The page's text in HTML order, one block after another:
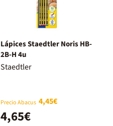
Lápices Staedtler Noris HB-
2B-H 4u
Staedtler
Precio Abacus 4,45€
4,65€